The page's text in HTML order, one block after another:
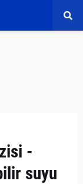
-
suyu